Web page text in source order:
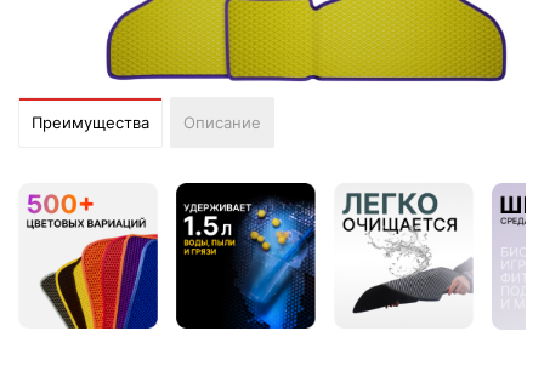
Преимущества Описание